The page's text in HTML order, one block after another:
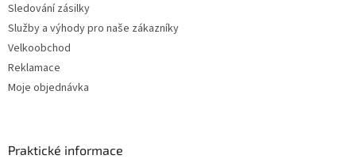
Sledování zásilky
Služby a výhody pro naše zákazníky
Velkoobchod
Reklamace
Moje objednávka
Praktické informace